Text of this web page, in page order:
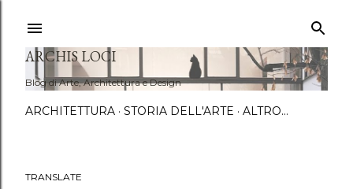
ARCHIS LOCI
Blog di Arte, Architettura e Design
ARCHITETTURA STORIA DELL'ARTE ALTRO…
TRANSLATE